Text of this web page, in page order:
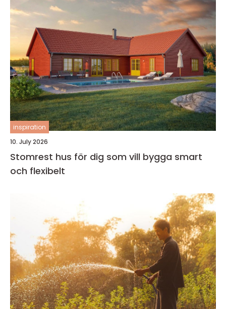
inspiration
10. July 2026
Stomrest hus för dig som vill bygga smart
och flexibelt